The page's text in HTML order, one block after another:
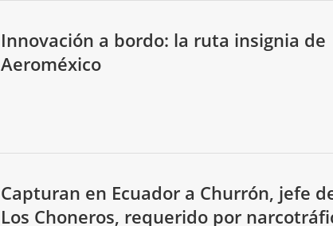
Innovación a bordo: la ruta insignia de
Aeroméxico
Capturan en Ecuador a Churrón, jefe
Los Choneros, requerido por